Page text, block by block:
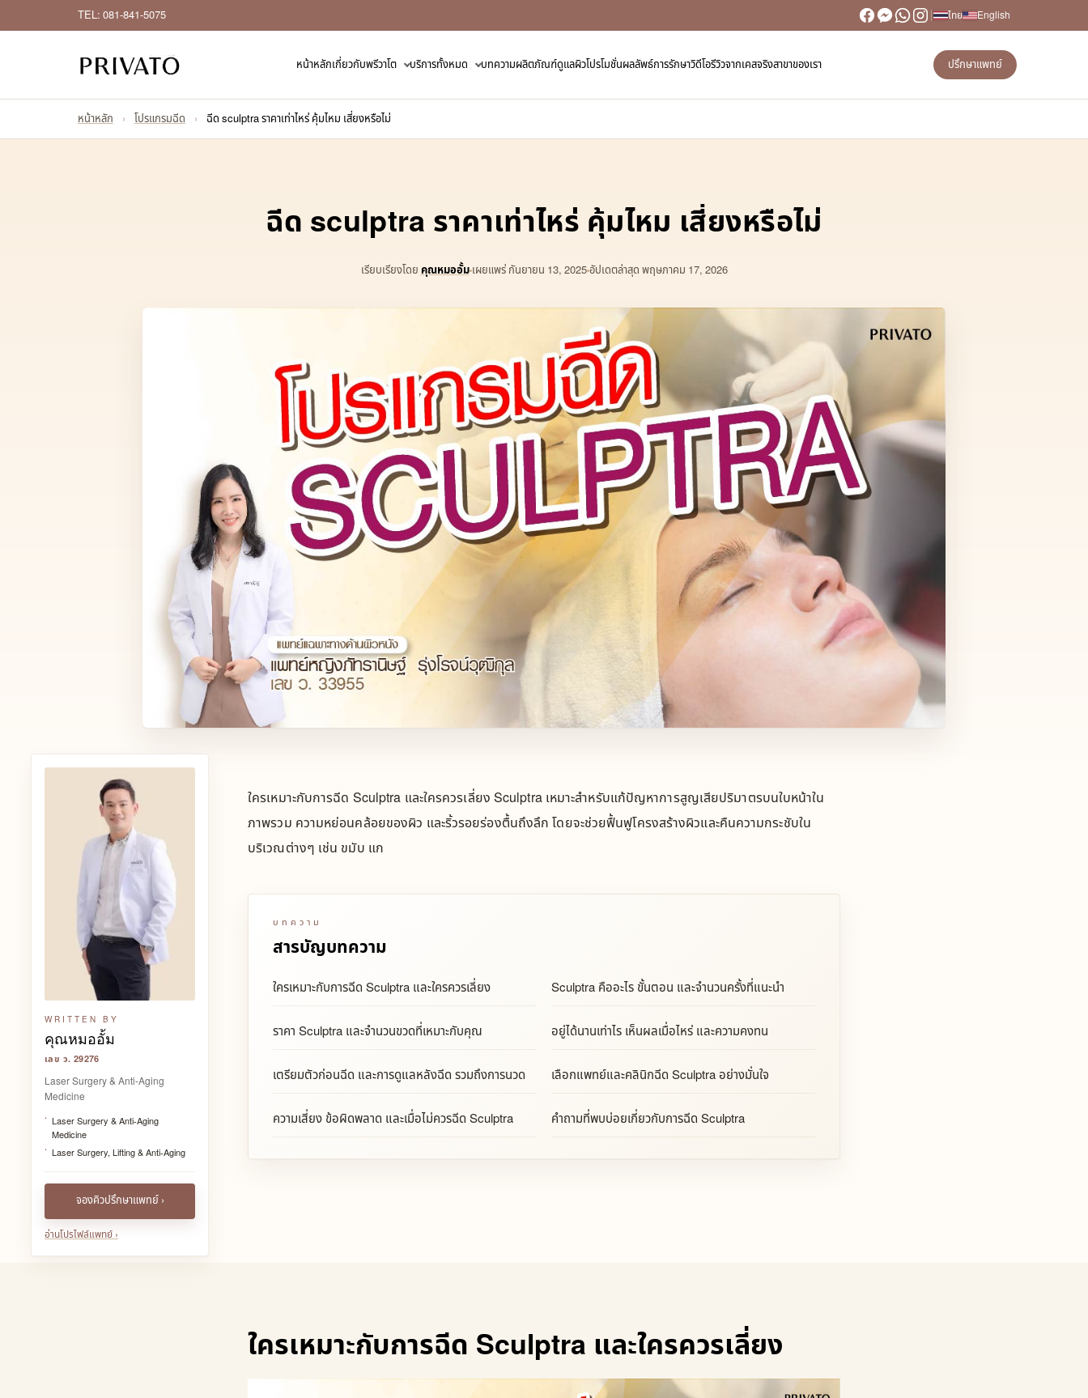
TEL: 081-841-5075 ไทย English
หน้าหลักเกี่ยวกับพรีวาโต บริการทั้งหมด บทความผลิตภัณฑ์ดูแลผิวโปรโมชั่นผลลัพธ์การรักษาวิดีโอรีวิวจากเคสจริงสาขาของเรา ปรึกษาแพทย์
หน้าหลัก › โปรแกรมฉีด › ฉีด sculptra ราคาเท่าไหร่ คุ้มไหม เสี่ยงหรือไม่
ฉีด sculptra ราคาเท่าไหร่ คุ้มไหม เสี่ยงหรือไม่
เรียบเรียงโดยคุณหมออั้มเผยแพร่ กันยายน 13, 2025อัปเดตล่าสุด พฤษภาคม 17, 2026
WRITTEN BY
คุณหมออั้ม
เลข ว. 29276
Laser Surgery & Anti-Aging
Medicine
Laser Surgery & Anti-Aging
Medicine
Laser Surgery, Lifting & Anti-Aging
จองคิวปรึกษาแพทย์ ›
อ่านโปรไฟล์แพทย์ ›
ใครเหมาะกับการฉีด Sculptra และใครควรเลี่ยง Sculptra เหมาะสำหรับแก้ปัญหาการสูญเสียปริมาตรบนใบหน้าใน
ภาพรวม ความหย่อนคล้อยของผิว และริ้วรอยร่องตื้นถึงลึก โดยจะช่วยฟื้นฟูโครงสร้างผิวและคืนความกระชับใน
บริเวณต่างๆ เช่น ขมับ แก
บทความ
สารบัญบทความ
ใครเหมาะกับการฉีด Sculptra และใครควรเลี่ยง Sculptra คืออะไร ขั้นตอน และจำนวนครั้งที่แนะนำ
ราคา Sculptra และจำนวนขวดที่เหมาะกับคุณ อยู่ได้นานเท่าไร เห็นผลเมื่อไหร่ และความคงทน
เตรียมตัวก่อนฉีด และการดูแลหลังฉีด รวมถึงการนวด เลือกแพทย์และคลินิกฉีด Sculptra อย่างมั่นใจ
ความเสี่ยง ข้อผิดพลาด และเมื่อไม่ควรฉีด Sculptra คำถามที่พบบ่อยเกี่ยวกับการฉีด Sculptra
ใครเหมาะกับการฉีด Sculptra และใครควรเลี่ยง